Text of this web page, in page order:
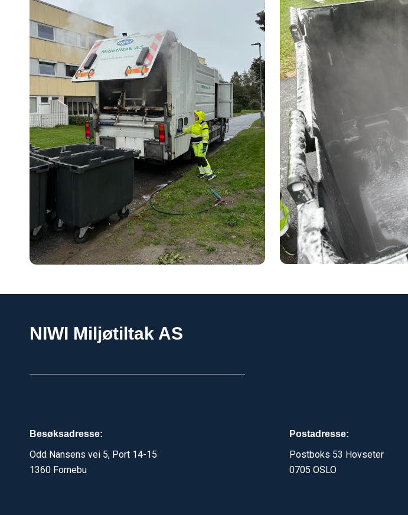
NIWI Miljøtiltak AS
Besøksadresse:
Odd Nansens vei 5, Port 14-15
1360 Fornebu
Postadresse:
Postboks 53 Hovseter
0705 OSLO